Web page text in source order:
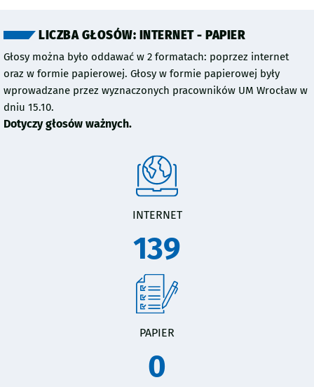
LICZBA GŁOSÓW: INTERNET - PAPIER
Głosy można było oddawać w 2 formatach: poprzez internet
oraz w formie papierowej. Głosy w formie papierowej były
wprowadzane przez wyznaczonych pracowników UM Wrocław w
dniu 15.10.
Dotyczy głosów ważnych.
INTERNET
139
PAPIER
0